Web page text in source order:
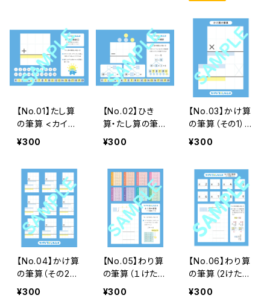
【No.01】たし算
の筆算 <カイケ
ツしたじき>
¥300
【No.02】ひき
算・たし算の筆
算 <カイケツし
¥300
【No.03】かけ算
の筆算（その1）
<カイケツしたじ
¥300
【No.04】かけ算
の筆算（その2）
<カイケツしたじ
¥300
【No.05】わり算
の筆算（１けた）
<カイケツしたじ
¥300
【No.06】わり算
の筆算（2けた）
<カイケツしたじ
¥300